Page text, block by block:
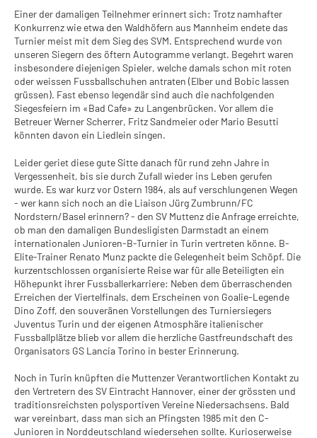
Einer der damaligen Teilnehmer erinnert sich: Trotz namhafter
Konkurrenz wie etwa den Waldhöfern aus Mannheim endete das
Turnier meist mit dem Sieg des SVM. Entsprechend wurde von
unseren Siegern des öftern Autogramme verlangt. Begehrt waren
insbesondere diejenigen Spieler, welche damals schon mit roten
oder weissen Fussballschuhen antraten (Elber und Bobic lassen
grüssen). Fast ebenso legendär sind auch die nachfolgenden
Siegesfeiern im «Bad Cafe» zu Langenbrücken. Vor allem die
Betreuer Werner Scherrer, Fritz Sandmeier oder Mario Besutti
könnten davon ein Liedlein singen.
Leider geriet diese gute Sitte danach für rund zehn Jahre in
Vergessenheit, bis sie durch Zufall wieder ins Leben gerufen
wurde. Es war kurz vor Ostern 1984, als auf verschlungenen Wegen
- wer kann sich noch an die Liaison Jürg Zumbrunn/FC
Nordstern/Basel erinnern? - den SV Muttenz die Anfrage erreichte,
ob man den damaligen Bundesligisten Darmstadt an einem
internationalen Junioren-B-Turnier in Turin vertreten könne. B-
Elite-Trainer Renato Munz packte die Gelegenheit beim Schöpf. Die
kurzentschlossen organisierte Reise war für alle Beteiligten ein
Höhepunkt ihrer Fussballerkarriere: Neben dem überraschenden
Erreichen der Viertelfinals, dem Erscheinen von Goalie-Legende
Dino Zoff, den souveränen Vorstellungen des Turniersiegers
Juventus Turin und der eigenen Atmosphäre italienischer
Fussballplätze blieb vor allem die herzliche Gastfreundschaft des
Organisators GS Lancia Torino in bester Erinnerung.
Noch in Turin knüpften die Muttenzer Verantwortlichen Kontakt zu
den Vertretern des SV Eintracht Hannover, einer der grössten und
traditionsreichsten polysportiven Vereine Niedersachsens. Bald
war vereinbart, dass man sich an Pfingsten 1985 mit den C-
Junioren in Norddeutschland wiedersehen sollte. Kurioserweise